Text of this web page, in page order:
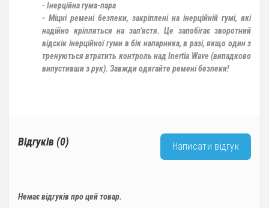
- Інерційна гума-пара
- Міцні ремені безпеки, закріплені на інерційній гумі, які
надійно кріпляться на зап'ястя. Це запобігає зворотний
відскік інерційної гуми в бік напарника, в разі, якщо один з
тренуються втратить контроль над Inertia Wave (випадково
випустивши з рук). Завжди одягайте ремені безпеки!
Відгуків (0) Написати відгук
Немає відгуків про цей товар.